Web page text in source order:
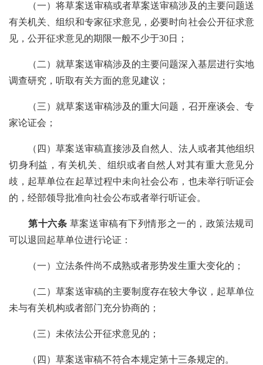
（一）将草案送审稿或者草案送审稿涉及的主要问题送
有关机关、组织和专家征求意见，必要时向社会公开征求意
见，公开征求意见的期限一般不少于30日；
（二）就草案送审稿涉及的主要问题深入基层进行实地
调查研究，听取有关方面的意见建议；
（三）就草案送审稿涉及的重大问题，召开座谈会、专
家论证会；
（四）草案送审稿直接涉及自然人、法人或者其他组织
切身利益，有关机关、组织或者自然人对其有重大意见分
歧，起草单位在起草过程中未向社会公布，也未举行听证会
的，经部领导批准向社会公布或者举行听证会。
第十六条 草案送审稿有下列情形之一的，政策法规司
可以退回起草单位进行论证：
（一）立法条件尚不成熟或者形势发生重大变化的；
（二）草案送审稿的主要制度存在较大争议，起草单位
未与有关机构或者部门充分协商的；
（三）未依法公开征求意见的；
（四）草案送审稿不符合本规定第十三条规定的。